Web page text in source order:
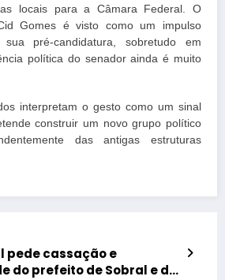
locais para a Câmara Federal. O
Gomes é visto como um impulso
pré-candidatura, sobretudo em
política do senador ainda é muito
interpretam o gesto como um sinal
construir um novo grupo político
das antigas estruturas
pede cassação e
do prefeito de Sobral e de